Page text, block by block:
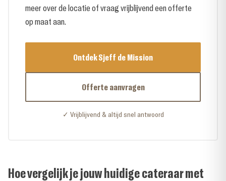
meer over de locatie of vraag vrijblijvend een offerte
op maat aan.
Ontdek Sjeff de Mission
Offerte aanvragen
✓ Vrijblijvend & altijd snel antwoord
Hoe vergelijk je jouw huidige cateraar met